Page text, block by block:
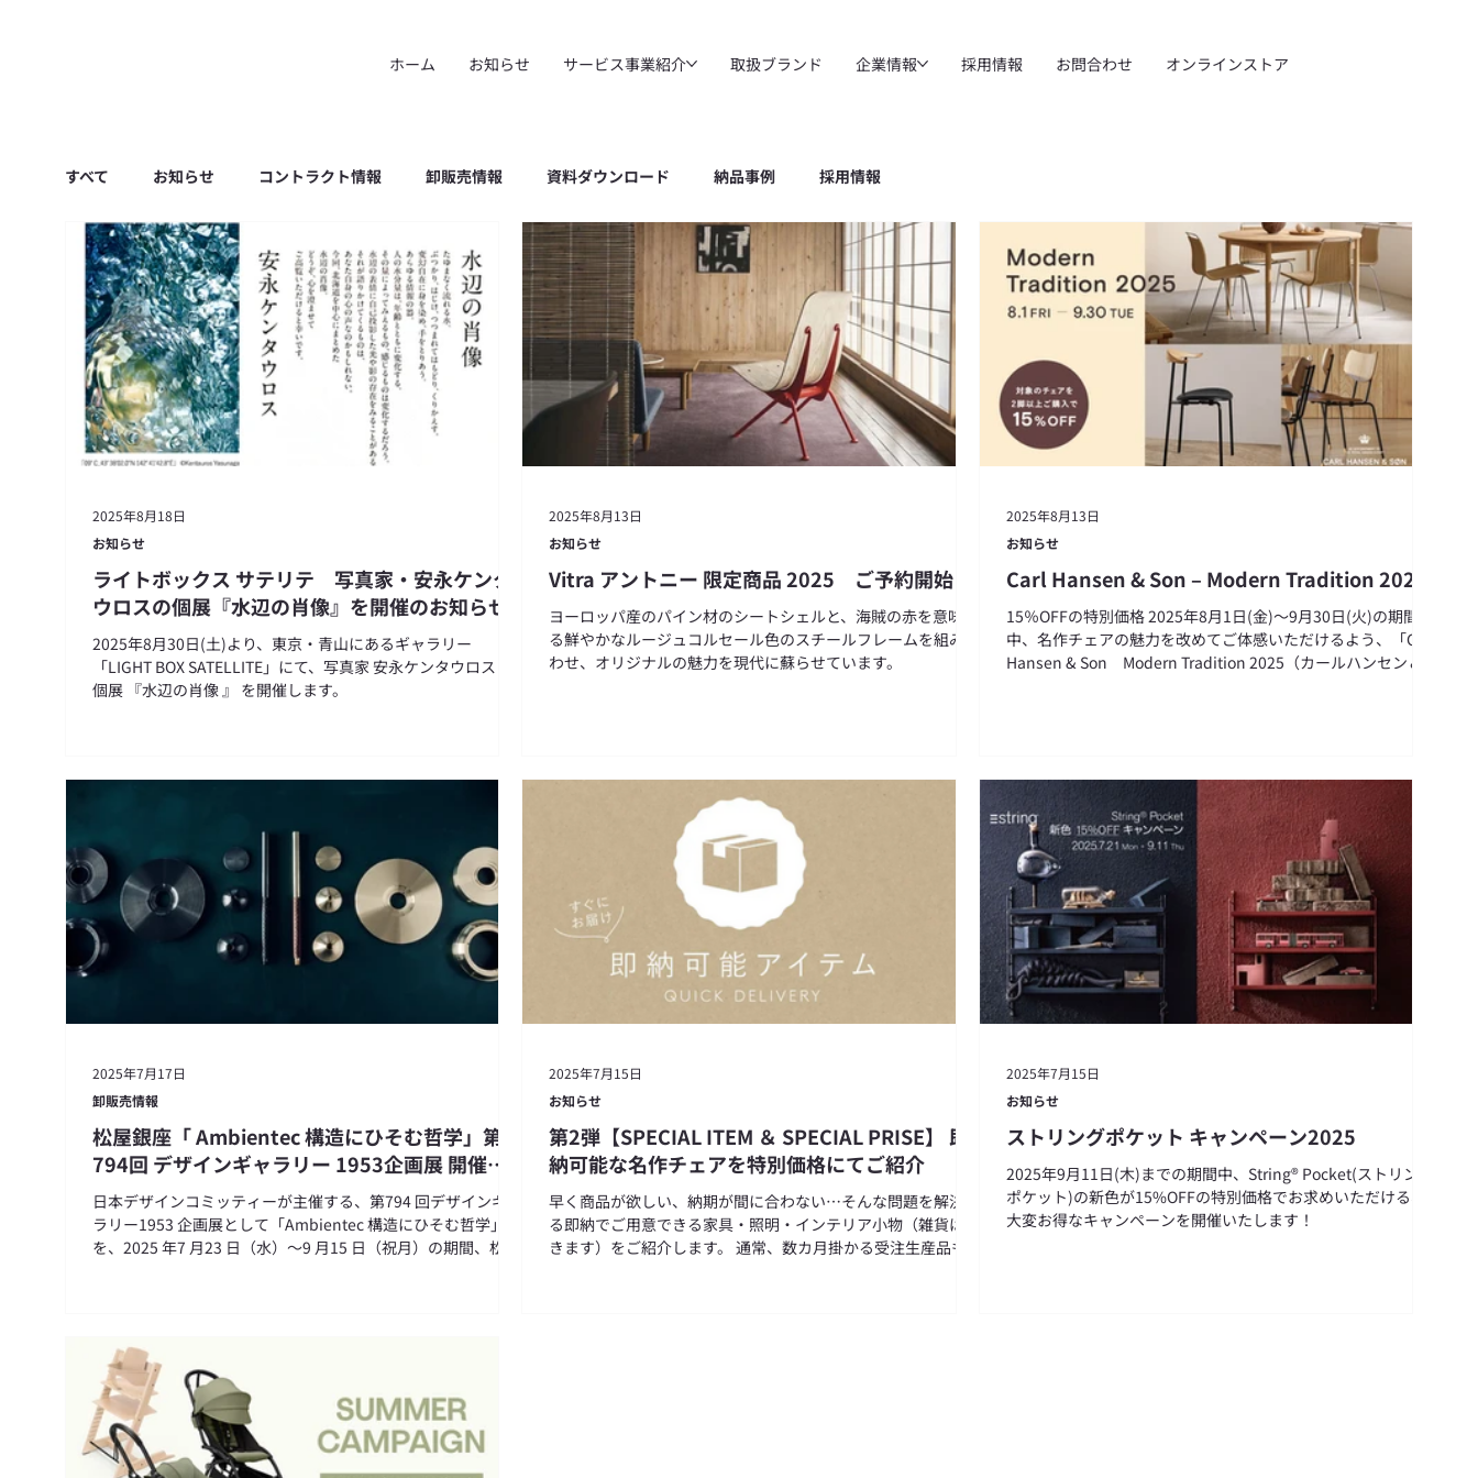
ホーム お知らせ サービス事業紹介 取扱ブランド 企業情報 採用情報 お問合わせ オンラインストア
すべて お知らせ コントラクト情報 卸販売情報 資料ダウンロード 納品事例 採用情報
ライトボックス サテリテ 写真家・安永ケンタ
ウロスの個展『水辺の肖像』を開催のお知らせ
2025年8月30日(土)より、東京・青山にあるギャラリー
「LIGHT BOX SATELLITE」にて、写真家 安永ケンタウロス の
個展 『水辺の肖像 』 を開催します。
お知らせ
2025年8月18日
Vitra アントニー 限定商品 2025 ご予約開始
ヨーロッパ産のパイン材のシートシェルと、海賊の赤を意味す
る鮮やかなルージュコルセール色のスチールフレームを組み合
わせ、オリジナルの魅力を現代に蘇らせています。
お知らせ
2025年8月13日
Carl Hansen & Son – Modern Tradition 2025
15％OFFの特別価格 2025年8月1日(金)～9月30日(火)の期間
中、名作チェアの魅力を改めてご体感いただけるよう、「Carl
Hansen & Son Modern Tradition 2025（カールハンセン＆サ
お知らせ
2025年8月13日
松屋銀座「 Ambientec 構造にひそむ哲学」第
794回 デザインギャラリー 1953企画展 開催の
お知らせ
日本デザインコミッティーが主催する、第794 回デザインギャ
ラリー1953 企画展として「Ambientec 構造にひそむ哲学」展
を、2025 年7 月23 日（水）〜9 月15 日（祝月）の期間、松屋
卸販売情報
2025年7月17日
第2弾【SPECIAL ITEM ＆ SPECIAL PRISE】 即
納可能な名作チェアを特別価格にてご紹介
早く商品が欲しい、納期が間に合わない…そんな問題を解決す
る即納でご用意できる家具・照明・インテリア小物（雑貨は除
きます）をご紹介します。 通常、数カ月掛かる受注生産品も即
お知らせ
2025年7月15日
ストリングポケット キャンペーン2025
2025年9月11日(木)までの期間中、String® Pocket(ストリング
ポケット)の新色が15%OFFの特別価格でお求めいただける、
大変お得なキャンペーンを開催いたします！
お知らせ
2025年7月15日